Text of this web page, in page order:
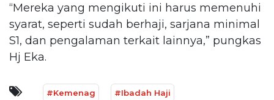
“Mereka yang mengikuti ini harus memenuhi
syarat, seperti sudah berhaji, sarjana minimal
S1, dan pengalaman terkait lainnya,” pungkas
Hj Eka.
#Kemenag #Ibadah Haji